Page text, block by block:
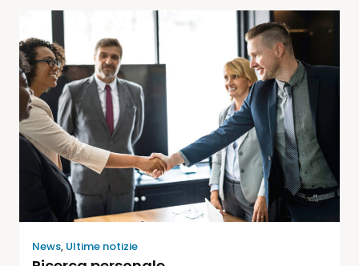
News, Ultime notizie